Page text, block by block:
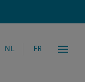
NL FR